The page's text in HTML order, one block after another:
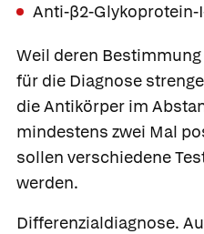
Anti-β2-Glykoprotein-
Weil deren
für die Diagnose
die Antikörper im
mindestens zwei Mal
sollen verschiedene
werden.
Differenzialdiagnose.